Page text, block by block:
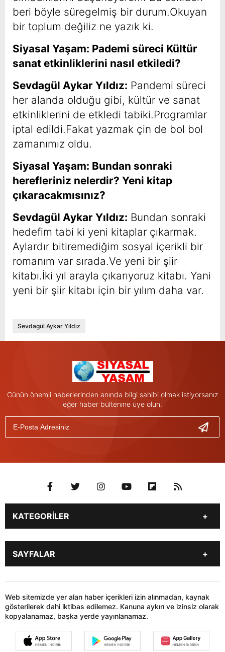
beri böyle süregelmiş bir durum.Okuyan
bir toplum değiliz ne yazık ki.
Siyasal Yaşam: Pademi süreci Kültür
sanat etkinliklerini nasıl etkiledi?
Sevdagül Aykar Yıldız: Pandemi süreci
her alanda olduğu gibi, kültür ve sanat
etkinliklerini de etkledi tabiki.Programlar
iptal edildi.Fakat yazmak çin de bol bol
zamanımız oldu.
Siyasal Yaşam: Bundan sonraki
herefleriniz nelerdir? Yeni kitap
çıkaracakmısınız?
Sevdagül Aykar Yıldız: Bundan sonraki
hedefim tabi ki yeni kitaplar çıkarmak.
Aylardır bitiremediğim sosyal içerikli bir
romanım var sırada.Ve yeni bir şiir
kitabı.İki yıl arayla çıkarıyoruz kitabı. Yani
yeni bir şiir kitabı için bir yılım daha var.
Sevdagül Aykar Yıldız
Günün önemli haberlerinden anında bilgi sahibi olmak istiyorsanız
eğer haber bültenine üye olun.
KATEGORİLER
Genel
Gündem
Son Dakika
İstanbul
Stk
Siyaset
Dünya
Sağlık
Teknoloji
SAYFALAR
HABER GÖNDER
Web sitemizde yer alan haber içerikleri izin alınmadan, kaynak
gösterilerek dahi iktibas edilemez. Kanuna aykırı ve izinsiz olarak
kopyalanamaz, başka yerde yayınlanamaz.